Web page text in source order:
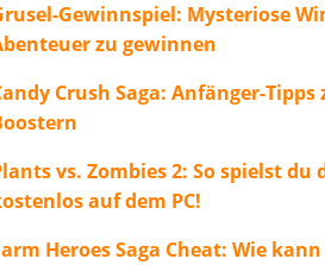
Gewinnspiel: Mysteriose
zu gewinnen
Crush Saga: Anfänger-Tipps
vs. Zombies 2: So spielst du
auf dem PC!
Heroes Saga Cheat: Wie